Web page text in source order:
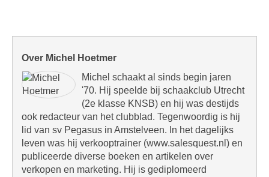
Over Michel Hoetmer
Michel schaakt al sinds begin jaren
'70. Hij speelde bij schaakclub Utrecht
(2e klasse KNSB) en hij was destijds
ook redacteur van het clubblad. Tegenwoordig is hij
lid van sv Pegasus in Amstelveen. In het dagelijks
leven was hij verkooptrainer (www.salesquest.nl) en
publiceerde diverse boeken en artikelen over
verkopen en marketing. Hij is gediplomeerd